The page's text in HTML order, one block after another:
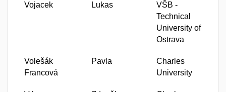
Vojacek Lukas
VŠB -
Technical
University of
Ostrava
Volešák
Francová
Pavla
Charles
University